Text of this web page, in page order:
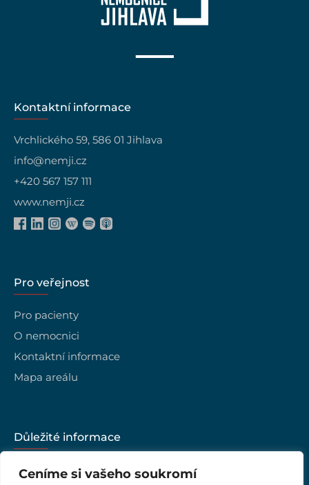
Ceníme si vašeho soukromí
Kontaktní informace
Vrchlického 59, 586 01 Jihlava
info@nemji.cz
+420 567 157 111
www.nemji.cz
Pro veřejnost
Pro pacienty
O nemocnici
Kontaktní informace
Mapa areálu
Důležité informace
Kariéra